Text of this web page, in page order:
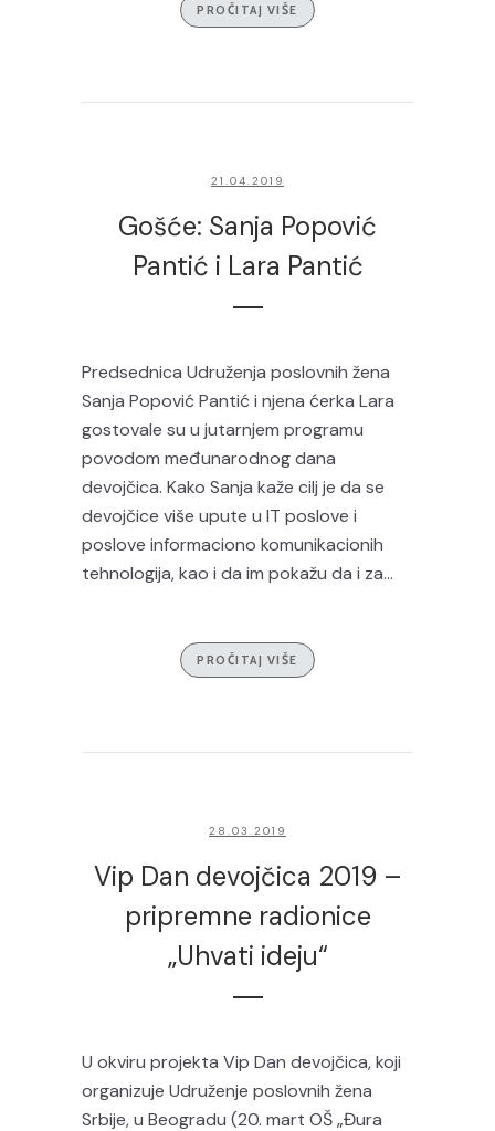
PROČITAJ VIŠE
21.04.2019
Gošće: Sanja Popović
Pantić i Lara Pantić
Predsednica Udruženja poslovnih žena
Sanja Popović Pantić i njena ćerka Lara
gostovale su u jutarnjem programu
povodom međunarodnog dana
devojčica. Kako Sanja kaže cilj je da se
devojčice više upute u IT poslove i
poslove informaciono komunikacionih
tehnologija, kao i da im pokažu da i za...
PROČITAJ VIŠE
28.03.2019
Vip Dan devojčica 2019 –
pripremne radionice
„Uhvati ideju“
U okviru projekta Vip Dan devojčica, koji
organizuje Udruženje poslovnih žena
Srbije, u Beogradu (20. mart OŠ „Đura